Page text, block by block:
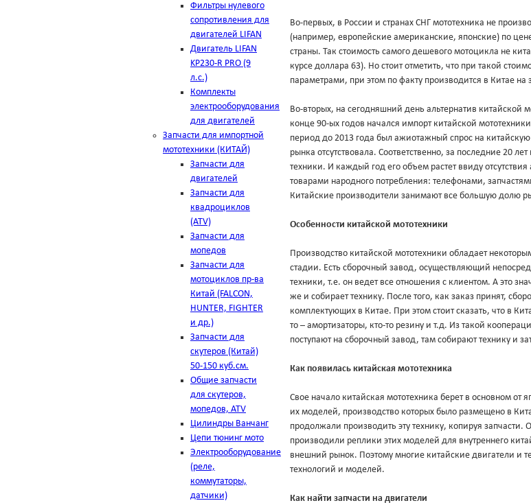
Фильтры нулевого
сопротивления для
двигателей LIFAN
Двигатель LIFAN
KP230-R PRO (9
л.с.)
Комплекты
электрооборудования
для двигателей
Запчасти для импортной
мототехники (КИТАЙ)
Запчасти для
двигателей
Запчасти для
квадроциклов
(ATV)
Запчасти для
мопедов
Запчасти для
мотоциклов пр-ва
Китай (FALCON,
HUNTER, FIGHTER
и др.)
Запчасти для
скутеров (Китай)
50-150 куб.см.
Общие запчасти
для скутеров,
мопедов, ATV
Цилиндры Ванчанг
Цепи тюнинг мото
Электрооборудование
(реле,
коммутаторы,
датчики)
Во-первых, в России и странах СНГ мототехника не
(например, европейские американские, японские) по
страны. Так стоимость самого дешевого мотоцикла не
курсе доллара 63). Но стоит отметить, что при такой
параметрами, при этом по факту производится в Китае на
Во-вторых, на сегодняшний день альтернатив китайской
конце 90-ых годов начался импорт китайской
период до 2013 года был ажиотажный спрос на китайскую
рынка отсутствовала. Соответственно, за последние 20
техники. И каждый год его объем растет ввиду
товарами народного потребления: телефонами,
Китайские производители занимают все большую долю
Особенности китайской мототехники
Производство китайской мототехники обладает
стадии. Есть сборочный завод, осуществляющий
техники, т.е. он ведет все отношения с клиентом. А это
же и собирает технику. После того, как заказ принят,
комплектующих в Китае. При этом стоит сказать, что в
то – амортизаторы, кто-то резину и т.д. Из такой
поступают на сборочный завод, там собирают технику и
Как появилась китайская мототехника
Свое начало китайская мототехника берет в основном
их моделей, производство которых было размещено в
продолжали производить эту технику, копируя
производили реплики этих моделей для внутреннего
внешний рынок. Поэтому многие китайские двигатели и
технологий и моделей.
Как найти запчасти на двигатели